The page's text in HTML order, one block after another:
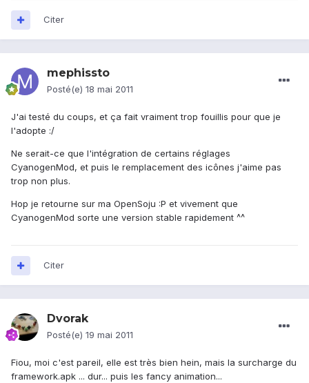
Citer
mephissto
Posté(e) 18 mai 2011
J'ai testé du coups, et ça fait vraiment trop fouillis pour que je
l'adopte :/
Ne serait-ce que l'intégration de certains réglages
CyanogenMod, et puis le remplacement des icônes j'aime pas
trop non plus.
Hop je retourne sur ma OpenSoju :P et vivement que
CyanogenMod sorte une version stable rapidement ^^
Citer
Dvorak
Posté(e) 19 mai 2011
Fiou, moi c'est pareil, elle est très bien hein, mais la surcharge du
framework.apk ... dur... puis les fancy animation...